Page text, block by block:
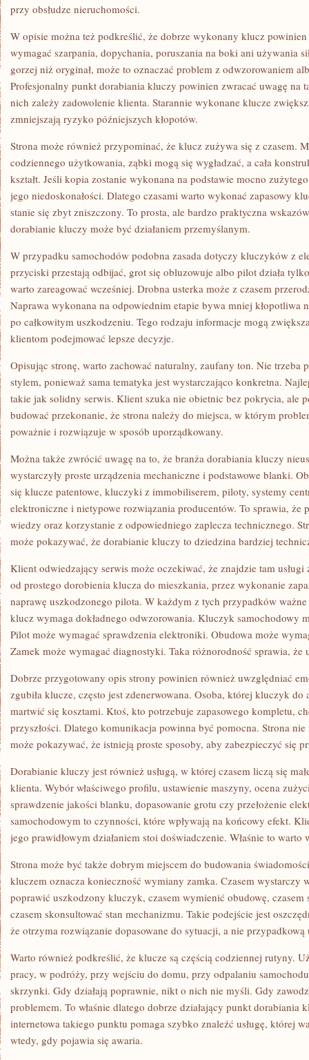
przy obsłudze nieruchomości.
W opisie można też podkreślić, że dobrze wykonany klucz
wymagać szarpania, dopychania, poruszania na boki ani używania
gorzej niż oryginał, może to oznaczać problem z odwzorowaniem
Profesjonalny punkt dorabiania kluczy powinien zwracać uwagę na
nich zależy zadowolenie klienta. Starannie wykonane klucze
zmniejszają ryzyko późniejszych kłopotów.
Strona może również przypominać, że klucz zużywa się z czasem.
codziennego użytkowania, ząbki mogą się wygładzać, a cała
kształt. Jeśli kopia zostanie wykonana na podstawie mocno
jego niedoskonałości. Dlatego czasami warto wykonać zapasowy
stanie się zbyt zniszczony. To prosta, ale bardzo praktyczna
dorabianie kluczy może być działaniem przemyślanym.
W przypadku samochodów podobna zasada dotyczy kluczyków z
przyciski przestają odbijać, grot się obluzowuje albo pilot działa
warto zareagować wcześniej. Drobna usterka może z czasem
Naprawa wykonana na odpowiednim etapie bywa mniej kłopotliwa
po całkowitym uszkodzeniu. Tego rodzaju informacje mogą
klientom podejmować lepsze decyzje.
Opisując stronę, warto zachować naturalny, zaufany ton. Nie trzeba
stylem, ponieważ sama tematyka jest wystarczająco konkretna.
takie jak solidny serwis. Klient szuka nie obietnic bez pokrycia, ale
budować przekonanie, że strona należy do miejsca, w którym
poważnie i rozwiązuje w sposób uporządkowany.
Można także zwrócić uwagę na to, że branża dorabiania kluczy
wystarczyły proste urządzenia mechaniczne i podstawowe blanki.
się klucze patentowe, kluczyki z immobiliserem, piloty, systemy
elektroniczne i nietypowe rozwiązania producentów. To sprawia, że
wiedzy oraz korzystanie z odpowiedniego zaplecza technicznego.
może pokazywać, że dorabianie kluczy to dziedzina bardziej
Klient odwiedzający serwis może oczekiwać, że znajdzie tam
od prostego dorobienia klucza do mieszkania, przez wykonanie
naprawę uszkodzonego pilota. W każdym z tych przypadków
klucz wymaga dokładnego odwzorowania. Kluczyk samochodowy
Pilot może wymagać sprawdzenia elektroniki. Obudowa może
Zamek może wymagać diagnostyki. Taka różnorodność sprawia, że
Dobrze przygotowany opis strony powinien również uwzględniać
zgubiła klucze, często jest zdenerwowana. Osoba, której kluczyk do
martwić się kosztami. Ktoś, kto potrzebuje zapasowego kompletu,
przyszłości. Dlatego komunikacja powinna być pomocna. Strona
może pokazywać, że istnieją proste sposoby, aby zabezpieczyć się
Dorabianie kluczy jest również usługą, w której czasem liczą się
klienta. Wybór właściwego profilu, ustawienie maszyny, ocena
sprawdzenie jakości blanku, dopasowanie grotu czy przełożenie
samochodowym to czynności, które wpływają na końcowy efekt.
jego prawidłowym działaniem stoi doświadczenie. Właśnie to
Strona może być także dobrym miejscem do budowania
kluczem oznacza konieczność wymiany zamka. Czasem wystarczy
poprawić uszkodzony kluczyk, czasem wymienić obudowę,
czasem skonsultować stan mechanizmu. Takie podejście jest
że otrzyma rozwiązanie dopasowane do sytuacji, a nie przypadkową
Warto również podkreślić, że klucze są częścią codziennej rutyny.
pracy, w podróży, przy wejściu do domu, przy odpalaniu
skrzynki. Gdy działają poprawnie, nikt o nich nie myśli. Gdy
problemem. To właśnie dlatego dobrze działający punkt dorabiania
internetowa takiego punktu pomaga szybko znaleźć usługę, której
wtedy, gdy pojawia się awaria.